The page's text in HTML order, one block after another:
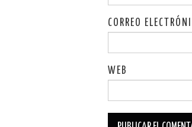
CORREO
WEB